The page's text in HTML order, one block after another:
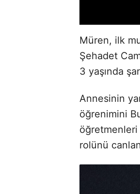
Müren, ilk
Şehadet
3 yaşında
Annesinin
öğrenimini
rolünü